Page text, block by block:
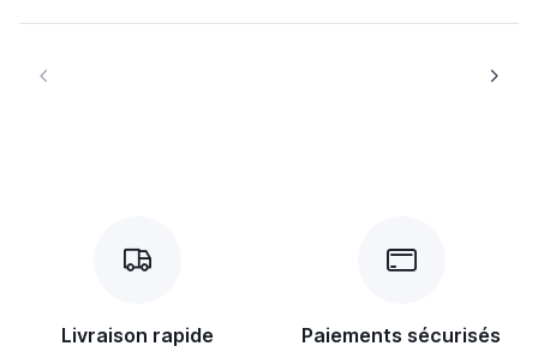
Livraison rapide Paiements sécurisés